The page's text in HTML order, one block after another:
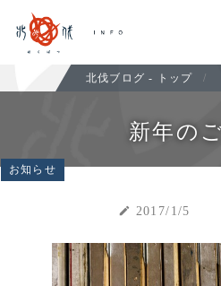
北伐ブログ - トップ
新年の
お知らせ
create 2017/1/5